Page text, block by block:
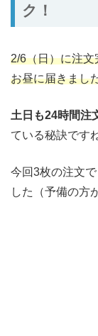
ク！
2/6（日）に注
お昼に届きまし
土日も24時間注
ている秘訣です
今回3枚の注文
した（予備の方